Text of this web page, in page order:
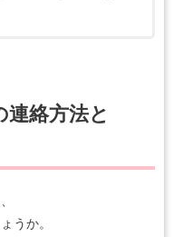
絡方法と
うか。